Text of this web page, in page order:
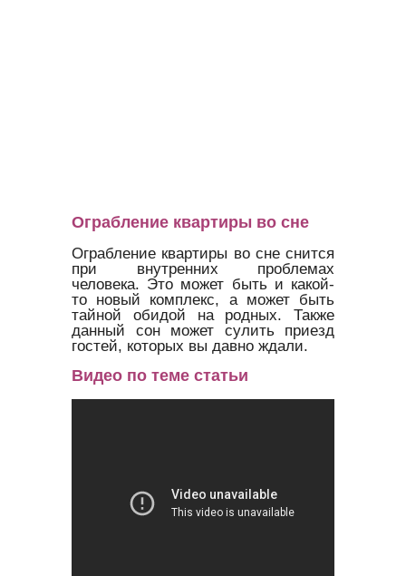
Ограбление квартиры во сне
Ограбление квартиры во сне снится
при внутренних проблемах
человека. Это может быть и какой-
то новый комплекс, а может быть
тайной обидой на родных. Также
данный сон может сулить приезд
гостей, которых вы давно ждали.
Видео по теме статьи